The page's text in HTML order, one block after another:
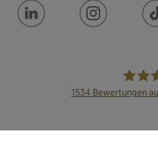
1534 Bewertungen